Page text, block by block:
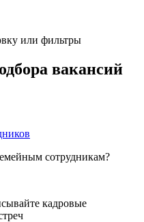
или фильтры
вакансий
сотрудникам?
кадровые